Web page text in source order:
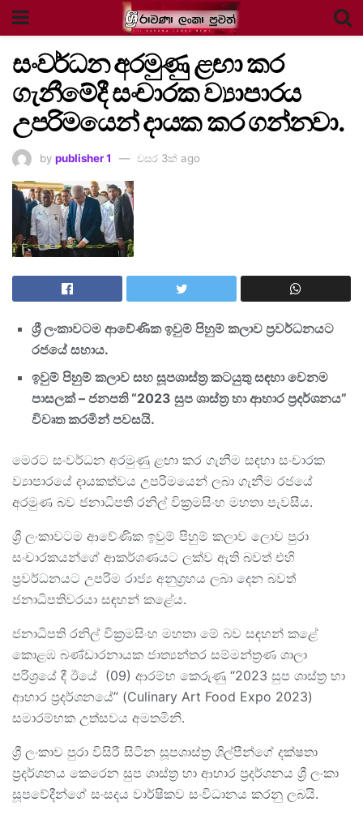
සංවර්ධන අරමුණු ළඟා කර
ගැනීමේදී සංචාරක ව්‍යාපාරය
උපරිමයෙන් දායක කර ගන්නවා.
by publisher 1 වසර 3ක් ago
ශ්‍රී ලංකාවටම ආවේණික ඉවුම් පිහුම් කලාව ප්‍රවර්ධනයට
රජයේ සහාය.
ඉවුම් පිහුම් කලාව සහ සූපශාස්ත්‍ර කටයුතු සඳහා වෙනම
පාසලක් – ජනපති “2023 සුප ශාස්ත්‍ර හා ආහාර ප්‍රදර්ශනය”
විවෘත කරමින් පවසයි.
මෙරට සංවර්ධන අරමුණු ළඟා කර ගැනීම සඳහා සංචාරක
ව්‍යාපාරයේ දායකත්වය උපරිමයෙන් ලබා ගැනීම රජයේ
අරමුණ බව ජනාධිපති රනිල් වික්‍රමසිංහ මහතා පැවසීය.
ශ්‍රී ලංකාවටම ආවේණික ඉවුම් පිහුම් කලාව ලොව පුරා
සංචාරකයන්ගේ ආකර්ශණයට ලක්ව ඇති බවත් එහි
ප්‍රවර්ධනයට උපරිම රාජ්‍ය අනුග්‍රහය ලබා දෙන බවත්
ජනාධිපතිවරයා සඳහන් කළේය.
ජනාධිපති රනිල් වික්‍රමසිංහ මහතා මේ බව සඳහන් කළේ
කොළඹ බණ්ඩාරනායක ජාත්‍යන්තර සම්මන්ත්‍රණ ශාලා
පරිශ්‍රයේ දී ඊයේ (09) ආරම්භ කෙරුණු “2023 සුප ශාස්ත්‍ර හා
ආහාර ප්‍රදර්ශනයේ” (Culinary Art Food Expo 2023)
සමාරම්භක උත්සවය අමතමිනි.
ශ්‍රී ලංකාව පුරා විසිරී සිටින සූපශාස්ත්‍ර ශිල්පීන්ගේ දක්ෂතා
ප්‍රදර්ශනය කෙරෙන සුප ශාස්ත්‍ර හා ආහාර ප්‍රදර්ශනය ශ්‍රී ලංකා
සූපවේදීන්ගේ සංසදය වාර්ෂිකව සංවිධානය කරනු ලබයි.